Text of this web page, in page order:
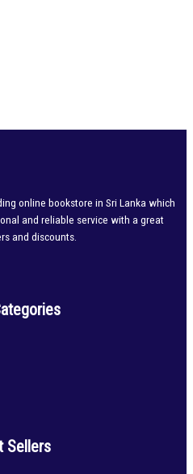
online bookstore in Sri Lanka which
and reliable service with a great
and discounts.
Sellers